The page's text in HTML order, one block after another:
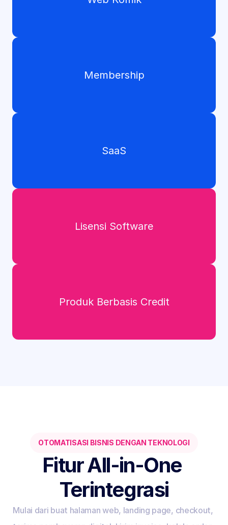
Membership
SaaS
Lisensi Software
Produk Berbasis Credit
OTOMATISASI BISNIS DENGAN TEKNOLOGI
Fitur All-in-One
Terintegrasi
Mulai dari buat halaman web, landing page, checkout,